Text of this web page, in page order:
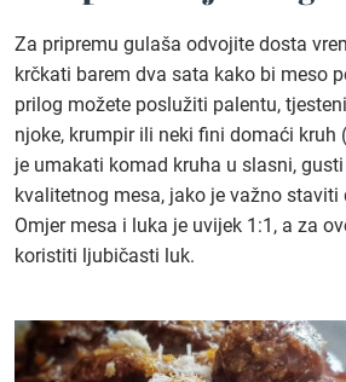
Za pripremu gulaša odvojite dosta
krčkati barem dva sata kako bi meso
prilog možete poslužiti palentu,
njoke, krumpir ili neki fini domaći kruh
je umakati komad kruha u slasni,
kvalitetnog mesa, jako je važno staviti
Omjer mesa i luka je uvijek 1:1, a za
koristiti ljubičasti luk.